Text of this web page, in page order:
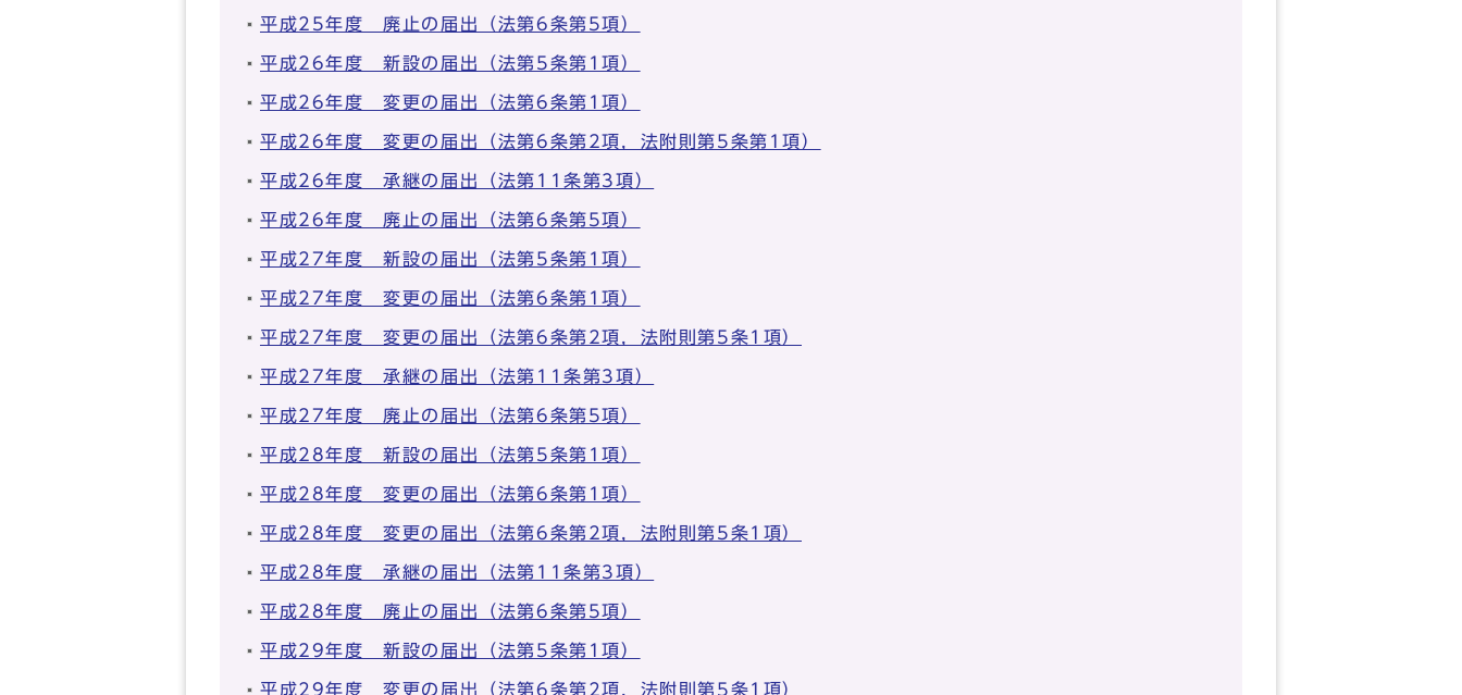
平成25年度 廃止の届出（法第6条第5項）
平成26年度 新設の届出（法第5条第1項）
平成26年度 変更の届出（法第6条第1項）
平成26年度 変更の届出（法第6条第2項，法附則第5条第1項）
平成26年度 承継の届出（法第11条第3項）
平成26年度 廃止の届出（法第6条第5項）
平成27年度 新設の届出（法第5条第1項）
平成27年度 変更の届出（法第6条第1項）
平成27年度 変更の届出（法第6条第2項，法附則第5条1項）
平成27年度 承継の届出（法第11条第3項）
平成27年度 廃止の届出（法第6条第5項）
平成28年度 新設の届出（法第5条第1項）
平成28年度 変更の届出（法第6条第1項）
平成28年度 変更の届出（法第6条第2項，法附則第5条1項）
平成28年度 承継の届出（法第11条第3項）
平成28年度 廃止の届出（法第6条第5項）
平成29年度 新設の届出（法第5条第1項）
平成29年度 変更の届出（法第6条第2項，法附則第5条1項）